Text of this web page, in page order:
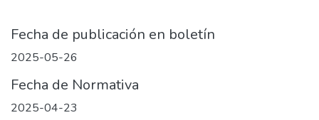
Fecha de publicación en boletín
2025-05-26
Fecha de Normativa
2025-04-23